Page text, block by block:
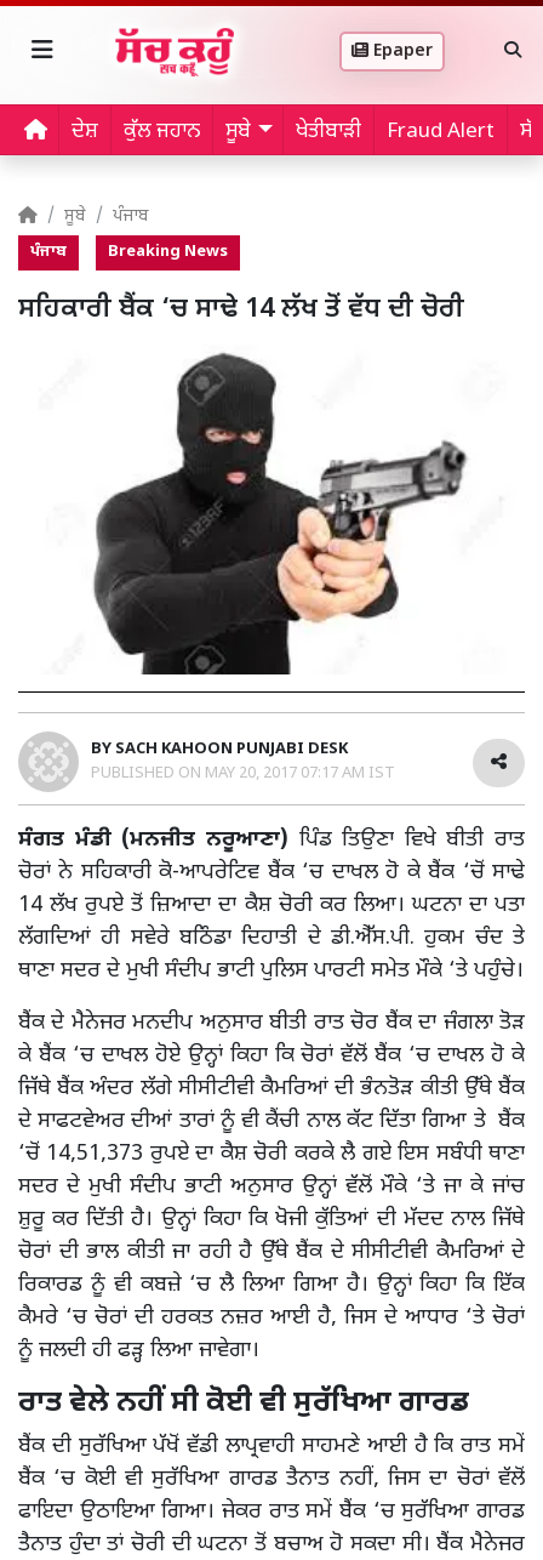
Epaper
ਦੇਸ਼ ਕੁੱਲ ਜਹਾਨ ਸੂਬੇ ਖੇਤੀਬਾੜੀ Fraud Alert
ਸੂਬੇ ਪੰਜਾਬ
ਪੰਜਾਬ Breaking News
ਸਹਿਕਾਰੀ ਬੈਂਕ ‘ਚ ਸਾਢੇ 14 ਲੱਖ ਤੋਂ ਵੱਧ ਦੀ ਚੋਰੀ
BY SACH KAHOON PUNJABI DESK
PUBLISHED ON MAY 20, 2017 07:17 AM IST
ਸੰਗਤ ਮੰਡੀ (ਮਨਜੀਤ ਨਰੂਆਣਾ) ਪਿੰਡ ਤਿਉਣਾ ਵਿਖੇ ਬੀਤੀ ਰਾਤ
ਚੋਰਾਂ ਨੇ ਸਹਿਕਾਰੀ ਕੋ-ਆਪਰੇਟਿਵ ਬੈਂਕ ‘ਚ ਦਾਖਲ ਹੋ ਕੇ ਬੈਂਕ ‘ਚੋਂ ਸਾਢੇ
14 ਲੱਖ ਰੁਪਏ ਤੋਂ ਜ਼ਿਆਦਾ ਦਾ ਕੈਸ਼ ਚੋਰੀ ਕਰ ਲਿਆ। ਘਟਨਾ ਦਾ ਪਤਾ
ਲੱਗਦਿਆਂ ਹੀ ਸਵੇਰੇ ਬਠਿੰਡਾ ਦਿਹਾਤੀ ਦੇ ਡੀ.ਐੱਸ.ਪੀ. ਹੁਕਮ ਚੰਦ ਤੇ
ਥਾਣਾ ਸਦਰ ਦੇ ਮੁਖੀ ਸੰਦੀਪ ਭਾਟੀ ਪੁਲਿਸ ਪਾਰਟੀ ਸਮੇਤ ਮੌਕੇ ‘ਤੇ ਪਹੁੰਚੇ।
ਬੈਂਕ ਦੇ ਮੈਨੇਜਰ ਮਨਦੀਪ ਅਨੁਸਾਰ ਬੀਤੀ ਰਾਤ ਚੋਰ ਬੈਂਕ ਦਾ ਜੰਗਲਾ ਤੋੜ
ਕੇ ਬੈਂਕ ‘ਚ ਦਾਖਲ ਹੋਏ ਉਨ੍ਹਾਂ ਕਿਹਾ ਕਿ ਚੋਰਾਂ ਵੱਲੋਂ ਬੈਂਕ ‘ਚ ਦਾਖਲ ਹੋ ਕੇ
ਜਿੱਥੇ ਬੈਂਕ ਅੰਦਰ ਲੱਗੇ ਸੀਸੀਟੀਵੀ ਕੈਮਰਿਆਂ ਦੀ ਭੰਨਤੋੜ ਕੀਤੀ ਉੱਥੇ ਬੈਂਕ
ਦੇ ਸਾਫਟਵੇਅਰ ਦੀਆਂ ਤਾਰਾਂ ਨੂੰ ਵੀ ਕੈਂਚੀ ਨਾਲ ਕੱਟ ਦਿੱਤਾ ਗਿਆ ਤੇ ਬੈਂਕ
‘ਚੋਂ 14,51,373 ਰੁਪਏ ਦਾ ਕੈਸ਼ ਚੋਰੀ ਕਰਕੇ ਲੈ ਗਏ ਇਸ ਸਬੰਧੀ ਥਾਣਾ
ਸਦਰ ਦੇ ਮੁਖੀ ਸੰਦੀਪ ਭਾਟੀ ਅਨੁਸਾਰ ਉਨ੍ਹਾਂ ਵੱਲੋਂ ਮੌਕੇ ‘ਤੇ ਜਾ ਕੇ ਜਾਂਚ
ਸ਼ੁਰੂ ਕਰ ਦਿੱਤੀ ਹੈ। ਉਨ੍ਹਾਂ ਕਿਹਾ ਕਿ ਖੋਜੀ ਕੁੱਤਿਆਂ ਦੀ ਮੱਦਦ ਨਾਲ ਜਿੱਥੇ
ਚੋਰਾਂ ਦੀ ਭਾਲ ਕੀਤੀ ਜਾ ਰਹੀ ਹੈ ਉੱਥੇ ਬੈਂਕ ਦੇ ਸੀਸੀਟੀਵੀ ਕੈਮਰਿਆਂ ਦੇ
ਰਿਕਾਰਡ ਨੂੰ ਵੀ ਕਬਜ਼ੇ ‘ਚ ਲੈ ਲਿਆ ਗਿਆ ਹੈ। ਉਨ੍ਹਾਂ ਕਿਹਾ ਕਿ ਇੱਕ
ਕੈਮਰੇ ‘ਚ ਚੋਰਾਂ ਦੀ ਹਰਕਤ ਨਜ਼ਰ ਆਈ ਹੈ, ਜਿਸ ਦੇ ਆਧਾਰ ‘ਤੇ ਚੋਰਾਂ
ਨੂੰ ਜਲਦੀ ਹੀ ਫੜ੍ਹ ਲਿਆ ਜਾਵੇਗਾ।
ਰਾਤ ਵੇਲੇ ਨਹੀਂ ਸੀ ਕੋਈ ਵੀ ਸੁਰੱਖਿਆ ਗਾਰਡ
ਬੈਂਕ ਦੀ ਸੁਰੱਖਿਆ ਪੱਖੋਂ ਵੱਡੀ ਲਾਪ੍ਰਵਾਹੀ ਸਾਹਮਣੇ ਆਈ ਹੈ ਕਿ ਰਾਤ ਸਮੇਂ
ਬੈਂਕ ‘ਚ ਕੋਈ ਵੀ ਸੁਰੱਖਿਆ ਗਾਰਡ ਤੈਨਾਤ ਨਹੀਂ, ਜਿਸ ਦਾ ਚੋਰਾਂ ਵੱਲੋਂ
ਫਾਇਦਾ ਉਠਾਇਆ ਗਿਆ। ਜੇਕਰ ਰਾਤ ਸਮੇਂ ਬੈਂਕ ‘ਚ ਸੁਰੱਖਿਆ ਗਾਰਡ
ਤੈਨਾਤ ਹੁੰਦਾ ਤਾਂ ਚੋਰੀ ਦੀ ਘਟਨਾ ਤੋਂ ਬਚਾਅ ਹੋ ਸਕਦਾ ਸੀ। ਬੈਂਕ ਮੈਨੇਜਰ